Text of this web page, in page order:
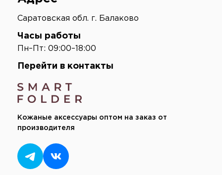
Кожаные аксессуары оптом на заказ от
производителя
Саратовская обл. г. Балаково
Часы работы
Пн–Пт: 09:00–18:00
Перейти в контакты